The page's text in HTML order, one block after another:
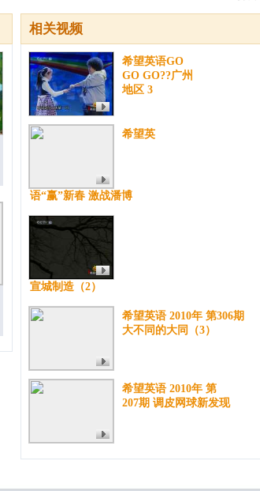
相关视频
希望英语GO
GO GO??广州
地区 3
希望英
语“赢”新春 激战潘博
宣城制造（2）
希望英语 2010年 第306期
大不同的大同（3）
希望英语 2010年 第
207期 调皮网球新发现